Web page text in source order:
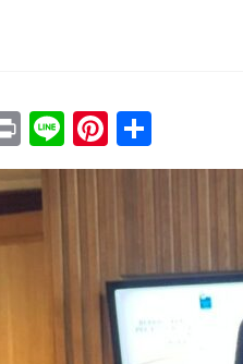
PrintLinePinterest